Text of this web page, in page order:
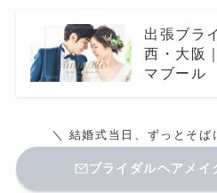
出張ブラ
西・大阪
マブール
＼ 結婚式当日、ずっとそば
ブライダルヘアメイ